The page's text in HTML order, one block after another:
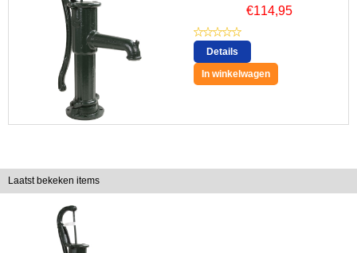
€114,95
Details
In winkelwagen
Laatst bekeken items